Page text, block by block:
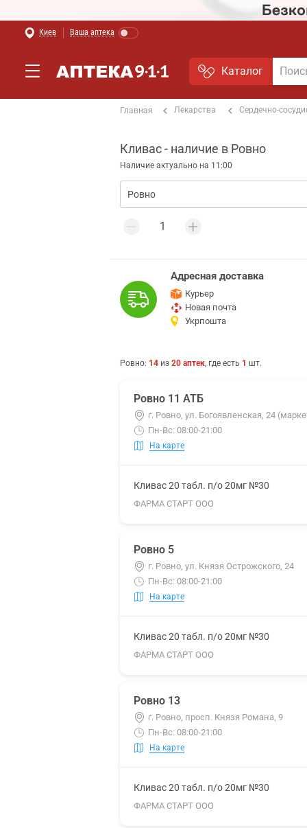
Киев Ваша аптека
Каталог
Главная Лекарства Сердечно-
Кливас - наличие в Ровно
Наличие актуально на 11:00
Адресная доставка
Курьер
Новая почта
Укрпошта
Ровно: 14 из 20 аптек, где есть 1 шт.
Ровно 11 АТБ
г. Ровно, ул. Богоявленская, 24
Пн-Вс: 08:00-21:00
На карте
Кливас 20 табл. п/о 20мг №30
ФАРМА СТАРТ ООО
Ровно 5
г. Ровно, ул. Князя Острожского, 24
Пн-Вс: 08:00-21:00
На карте
Кливас 20 табл. п/о 20мг №30
ФАРМА СТАРТ ООО
Ровно 13
г. Ровно, просп. Князя Романа, 9
Пн-Вс: 08:00-21:00
На карте
Кливас 20 табл. п/о 20мг №30
ФАРМА СТАРТ ООО